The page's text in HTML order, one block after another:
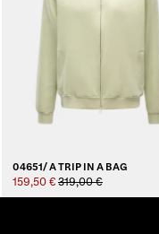
04651/ A TRIP IN A BAG
159,50 € 319,00 €